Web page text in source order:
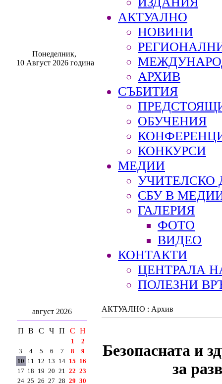
Понеделник,
10 Август 2026 година
АКТУАЛНО
НОВИНИ
АРХИВ
СЪБИТИЯ
ОБУЧЕНИЯ
КОНКУРСИ
МЕДИИ
УЧИТЕЛСКО
СБУ В
ГАЛЕРИЯ
ФОТО
ВИДЕО
КОНТАКТИ
ЦЕНТРАЛА
ПОЛЕЗНИ
август 2026
П В С Ч П С Н
1
2
3
4 5 6 7 8
9
10 11 12 13 14 15 16
17 18 19 20 21 22 23
24 25 26 27 28 29 30
АКТУАЛНО : Архив
Безопасната и
за